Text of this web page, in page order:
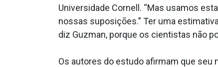
Universidade Cornell. “Mas usamos
nossas suposições.” Ter uma
diz Guzman, porque os cientistas não
Os autores do estudo afirmam que